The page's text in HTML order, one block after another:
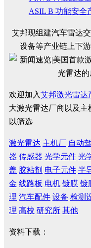
ASIL B 功能安全
艾邦现组建汽车雷达
设备等产业链上下
欢迎加入艾邦激光雷达
大激光雷达厂商以及
以筛选
激光雷达 主机厂 自动
器 传感器 光学元件 光
盖 胶粘剂 电子元件 半
金 线路板 电机 镀膜 镀
理 汽车配件 设备 检测
理 高校 研究所 其他
资料下载：